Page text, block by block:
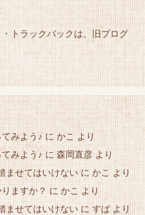
トラックバックは、旧ブログ
みよう♪ に かこ より
みよう♪ に森岡直彦より
ませてはいけないにかこより
ますか？ に かこ より
ませてはいけない に すぱ より